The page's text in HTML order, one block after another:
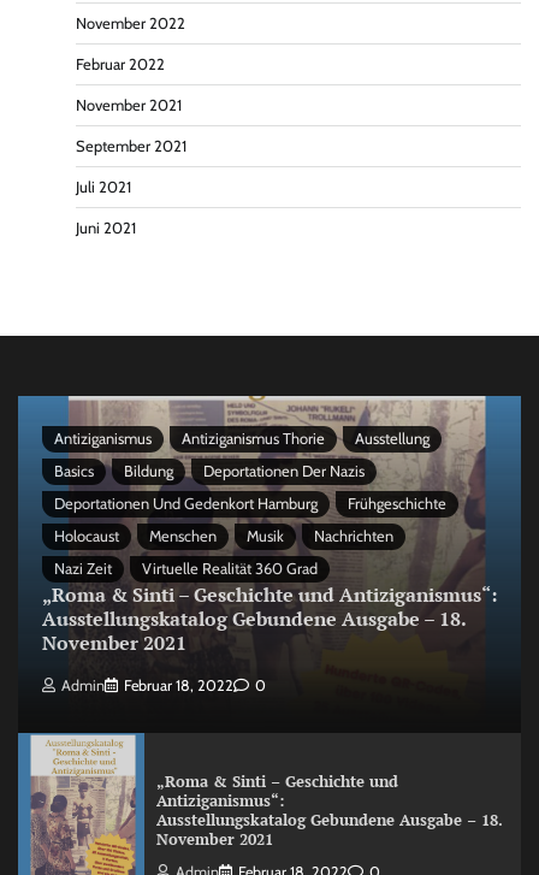
November 2022
Februar 2022
November 2021
September 2021
Juli 2021
Juni 2021
Antiziganismus Antiziganismus Thorie
Ausstellung
Basics
Bildung
Deportationen Der Nazis
Deportationen Und Gedenkort Hamburg
Frühgeschichte
Holocaust
Menschen Musik
Nachrichten
Nazi Zeit
Virtuelle Realität 360 Grad
„Roma & Sinti – Geschichte und Antiziganismus“:
Ausstellungskatalog Gebundene Ausgabe – 18.
November 2021
Admin Februar 18, 2022 0
„Roma & Sinti – Geschichte und
Antiziganismus“:
Ausstellungskatalog Gebundene Ausgabe – 18.
November 2021